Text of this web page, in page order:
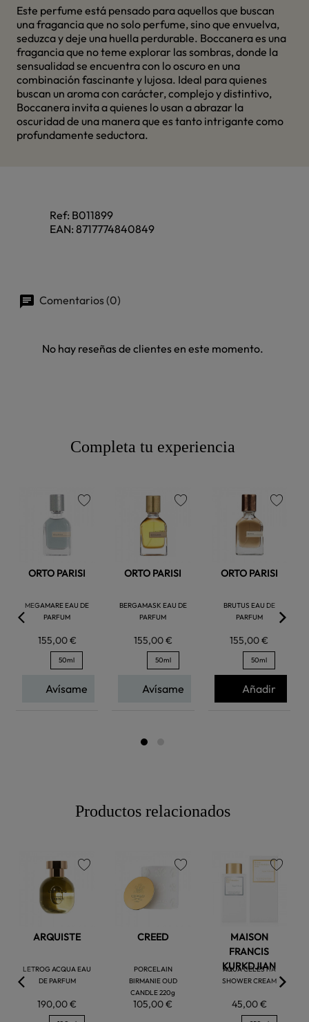
Este perfume está pensado para aquellos que buscan
una fragancia que no solo perfume, sino que envuelva,
seduzca y deje una huella perdurable. Boccanera es una
fragancia que no teme explorar las sombras, donde la
sensualidad se encuentra con lo oscuro en una
combinación fascinante y lujosa. Ideal para quienes
buscan un aroma con carácter, complejo y distintivo,
Boccanera invita a quienes lo usan a abrazar la
oscuridad de una manera que es tanto intrigante como
profundamente seductora.
Ref: B011899
EAN: 8717774840849
Comentarios (0)
No hay reseñas de clientes en este momento.
Completa tu experiencia
ORTO PARISI
MEGAMARE EAU DE
PARFUM
155,00 €
50ml
Avísame
ORTO PARISI
BERGAMASK EAU DE
PARFUM
155,00 €
50ml
Avísame
ORTO PARISI
BRUTUS EAU DE
PARFUM
155,00 €
50ml
Añadir
Productos relacionados
ARQUISTE
LETROG ACQUA EAU
DE PARFUM
190,00 €
CREED
PORCELAIN
BIRMANIE OUD
CANDLE 220g
105,00 €
MAISON
FRANCIS
KURKDJIAN
AQUA CELESTIA
SHOWER CREAM
45,00 €
favorite